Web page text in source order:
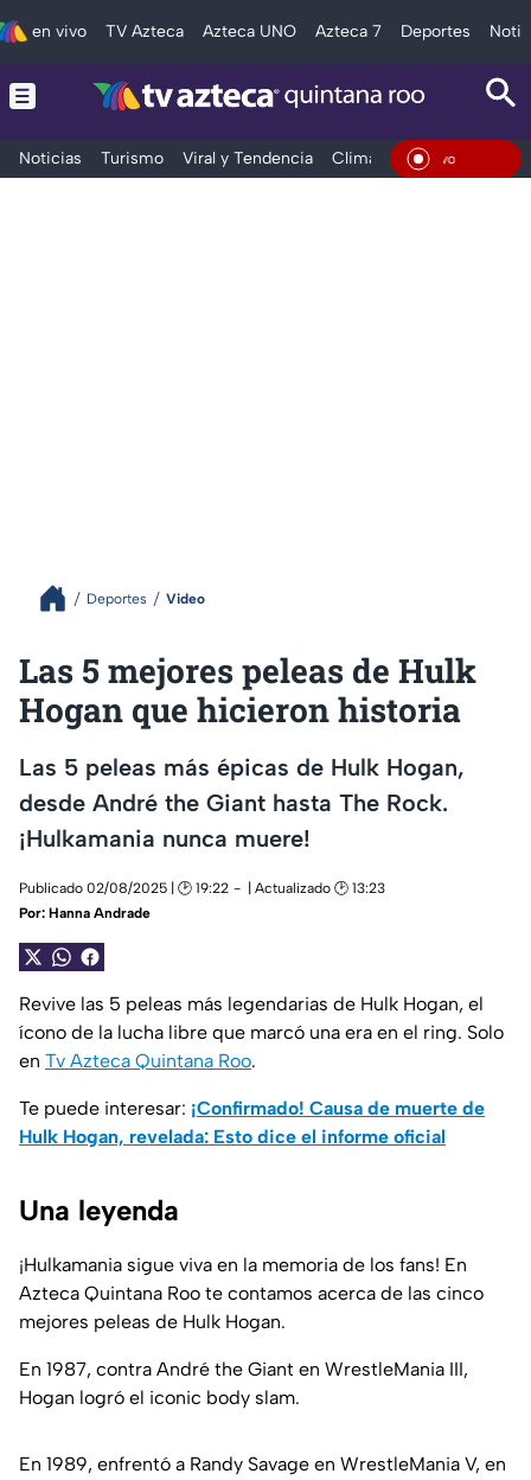
en vivo TV Azteca Azteca UNO Azteca 7 Deportes
Noticias Turismo Viral y Tendencia Clima Tráfico En
Deportes Video
Las 5 mejores peleas de Hulk
Hogan que hicieron historia
Las 5 peleas más épicas de Hulk Hogan,
desde André the Giant hasta The Rock.
¡Hulkamania nunca muere!
Publicado 02/08/2025 | 🕑 19:22
| Actualizado 🕑 13:23
Por: Hanna Andrade
Revive las 5 peleas más legendarias de Hulk Hogan, el
ícono de la lucha libre que marcó una era en el ring. Solo
en Tv Azteca Quintana Roo.
Te puede interesar: ¡Confirmado! Causa de muerte de
Hulk Hogan, revelada: Esto dice el informe oficial
Una leyenda
¡Hulkamania sigue viva en la memoria de los fans! En
Azteca Quintana Roo te contamos acerca de las cinco
mejores peleas de Hulk Hogan.
En 1987, contra André the Giant en WrestleMania III,
Hogan logró el iconic body slam.
En 1989, enfrentó a Randy Savage en WrestleMania V, en